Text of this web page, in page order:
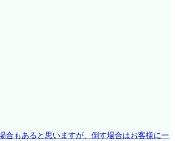
合もあると思いますが、倒す場合はお客様に一